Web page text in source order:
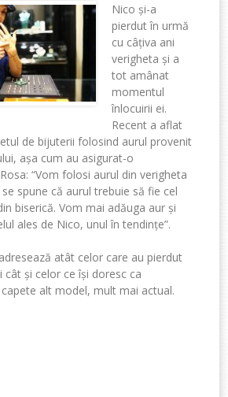
Nico și-a
pierdut în urmă
cu câțiva ani
verigheta și a
tot amânat
momentul
înlocuirii ei.
Recent a aflat
de bijuterii folosind aurul provenit
așa cum au asigurat-o
“Vom folosi aurul din verigheta
spune că aurul trebuie să fie cel
biserică. Vom mai adăuga aur și
ales de Nico, unul în tendințe”.
atât celor care au pierdut
cât și celor ce își doresc ca
alt model, mult mai actual.